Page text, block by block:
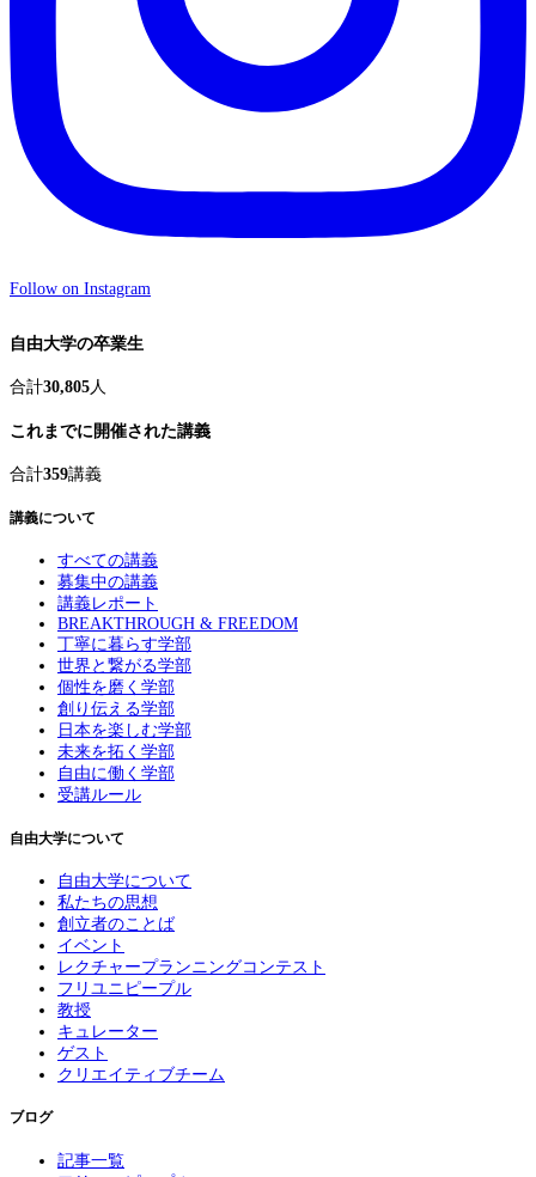
Follow on Instagram
自由大学の卒業生
合計30,805人
これまでに開催された講義
合計359講義
講義について
すべての講義
募集中の講義
講義レポート
BREAKTHROUGH & FREEDOM
丁寧に暮らす学部
世界と繋がる学部
個性を磨く学部
創り伝える学部
日本を楽しむ学部
未来を拓く学部
自由に働く学部
受講ルール
自由大学について
自由大学について
私たちの思想
創立者のことば
イベント
レクチャープランニングコンテスト
フリユニピープル
教授
キュレーター
ゲスト
クリエイティブチーム
ブログ
記事一覧